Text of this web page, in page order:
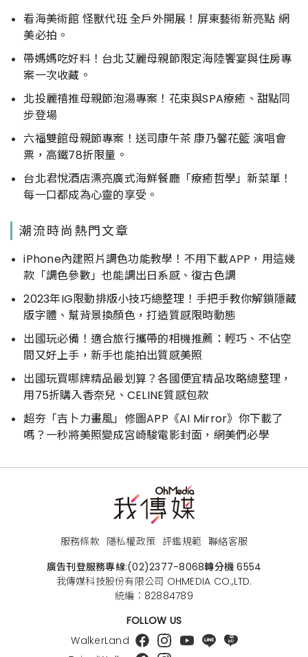
看海美術館 怪獸代班 全戶外開展！屏東藝術新亮點 網
美必拍。
帶媽媽吃好料！台北艾麗母親節限定海陸饗宴與住房專
案一次收藏。
北投麗禧推母親節泡湯專案！花束與SPA療癒、甜點同
步登場
六福雙館母親節專案！送司康午茶 康乃馨花籃 演唱會
票，高鐵78折限量。
台北君悅酒店漂亮廣式海鮮餐廳「療癒哲學」新菜單！
每一口都成為心靈的享受。
潮流時尚熱門文章
iPhone內建照片調色功能教學！不用下載APP，用這幾
款「調色參數」也能調出日系感、復古色調
2023年IG限動排版小技巧總整理！手把手教你解鎖隱藏
版字體、幫背景換顏色，打造質感限時動態
出國玩必備！適合旅行攜帶的相機推薦：輕巧、不佔空
間又好上手，新手也能拍出質感美照
出國玩買哪牌精品最划算？各國便宜精品攻略總整理，
用75折購入香奈兒、CELINE質感包款
超夯「吉卜力畫風」修圖APP《AI Mirror》你下載了
嗎？一秒將美照變成宮崎駿電影封面，網美們必學
服務條款 隱私權政策 評鑑規範 聯絡客服
廣告刊登服務專線:(02)2377-8068轉分機 6554
我傳媒科技股份有限公司 OHMEDIA CO.,LTD.
統編：82884789
FOLLOW US
WalkerLand